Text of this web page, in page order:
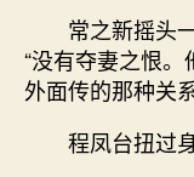
常之新摇头一
“没有夺妻之恨
外面传的那种关
程凤台扭过身